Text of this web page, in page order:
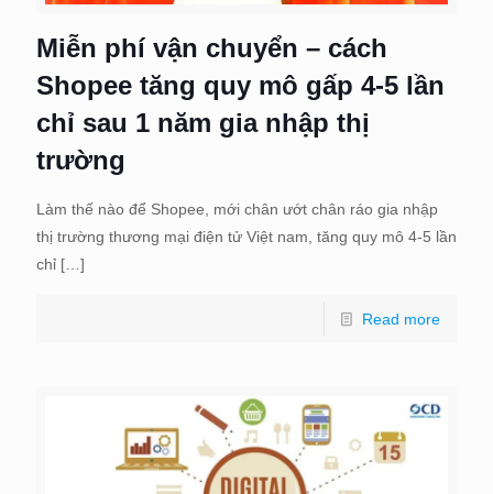
Miễn phí vận chuyển – cách
Shopee tăng quy mô gấp 4-5 lần
chỉ sau 1 năm gia nhập thị
trường
Làm thế nào để Shopee, mới chân ướt chân ráo gia nhập
thị trường thương mại điện tử Việt nam, tăng quy mô 4-5 lần
chỉ […]
Read more